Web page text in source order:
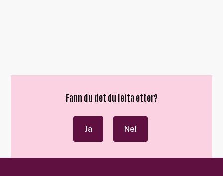
Fann du det du leita etter?
Ja Nei